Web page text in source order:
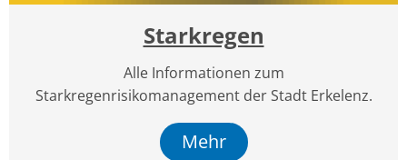
Starkregen
Alle Informationen zum
Starkregenrisikomanagement der Stadt Erkelenz.
Mehr